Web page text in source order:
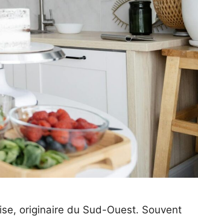
originaire du Sud-Ouest. Souvent